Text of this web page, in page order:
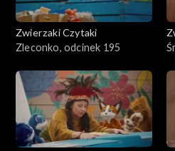
Zwierzaki Czytaki
Zleconko, odcinek 195